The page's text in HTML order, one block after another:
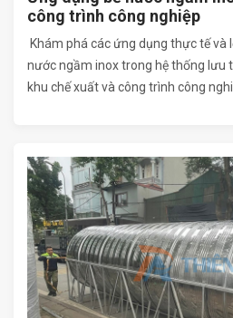
công trình công nghiệp
Khám phá các ứng dụng thực tế và
nước ngầm inox trong hệ thống lưu
khu chế xuất và công trình công